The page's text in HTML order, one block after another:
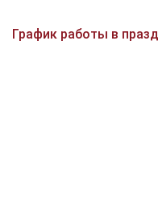
График работы в